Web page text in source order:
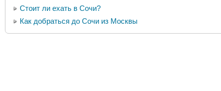
Стоит ли ехать в Сочи?
Как добраться до Сочи из Москвы